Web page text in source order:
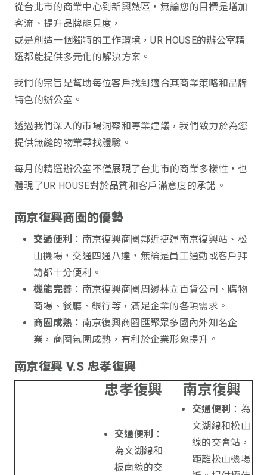
從台北市的商業中心到新興熱區，無論您的目標是增加
客流、提升品牌能見度，
或是創造一個獨特的工作環境，UR HOUSE的辦公室精
選都能提供多元化的解決方案。
我們的宗旨是幫助每位客戶找到適合其商業策略和品牌
特色的辦公室。
透過我們深入的市場洞察和專業建議，我們致力於為您
提供無縫的物業尋找體驗。
每月的精選辦公室不僅展現了台北市的商業多樣性，也
體現了UR HOUSE對於品質和客戶滿意度的承諾。
南京復興商圈的優勢
交通便利 ：南京復興商圈鄰近捷運南京復興站、松
山機場，交通四通八達，無論是員工通勤或客戶拜
訪都十分便利。
機能完善 ：南京復興商圈周邊林立百貨公司、購物
商場、餐廳、銀行等，滿足企業的各項需求。
商圈成熟 ：南京復興商圈匯聚眾多國內外知名企
業，商圈氛圍成熟，有利於企業形象提升。
南京復興 V.S 忠孝復興
忠孝復興 南京復興
交通便利 ：
為文湖線和
板南線的交
交通便利 ：為
文湖線和松山
線的交會站，
距離松山機場